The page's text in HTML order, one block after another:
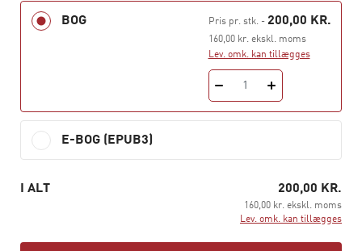
midtervej bryder værket med dagsaktualitetens
selvtilstrækkelighed og tager læseren med ind i en
med dem i fortiden, der vidste
proces.
Bortset fra et enkelt afsnit udkomPsykologiske typer
første gang på dansk i 1994 og genudgives nu i Hans
Reitzels Forlags serieKlassikere
BOG Pris pr. stk.- 200,00 KR.
160,00 kr. ekskl. moms
Lev. omk. kan tillægges
1
E-BOG (EPUB3)
I ALT 200,00 KR.
160,00 kr. ekskl. moms
Lev. omk. kan tillægges